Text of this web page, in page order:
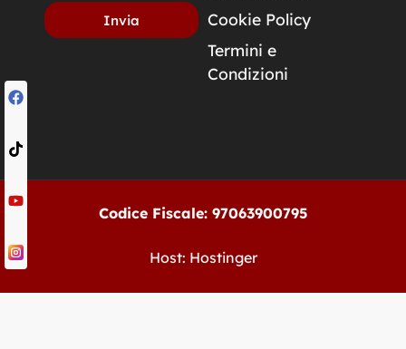
Invia
Cookie Policy
Termini e
Condizioni
Codice Fiscale: 97063900795
Host: Hostinger